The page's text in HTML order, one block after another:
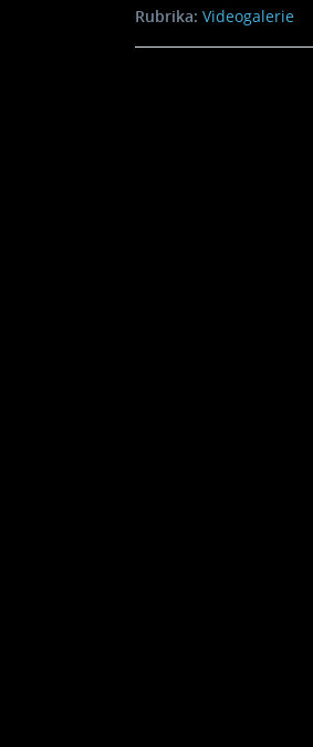
Rubrika: Videogalerie